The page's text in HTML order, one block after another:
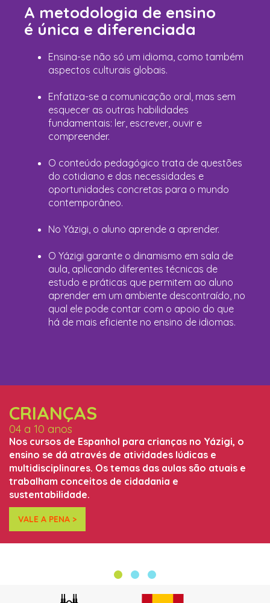
A metodologia de ensino
é única e diferenciada
Ensina-se não só um idioma, como também
aspectos culturais globais.
Enfatiza-se a comunicação oral, mas sem
esquecer as outras habilidades
fundamentais: ler, escrever, ouvir e
compreender.
O conteúdo pedagógico trata de questões
do cotidiano e das necessidades e
oportunidades concretas para o mundo
contemporâneo.
No Yázigi, o aluno aprende a aprender.
O Yázigi garante o dinamismo em sala de
aula, aplicando diferentes técnicas de
estudo e práticas que permitem ao aluno
aprender em um ambiente descontraído, no
qual ele pode contar com o apoio do que
há de mais eficiente no ensino de idiomas.
CRIANÇAS
04 a 10 anos
Nos cursos de Espanhol para crianças no Yázigi, o
ensino se dá através de atividades lúdicas e
multidisciplinares. Os temas das aulas são atuais e
trabalham conceitos de cidadania e
sustentabilidade.
VALE A PENA >